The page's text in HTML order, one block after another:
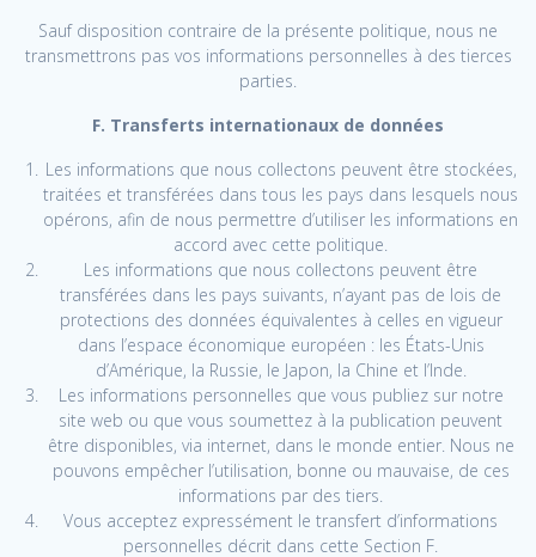
Sauf disposition contraire de la présente politique, nous ne
transmettrons pas vos informations personnelles à des tierces
parties.
F. Transferts internationaux de données
Les informations que nous collectons peuvent être stockées,
traitées et transférées dans tous les pays dans lesquels nous
opérons, afin de nous permettre d’utiliser les informations en
accord avec cette politique.
Les informations que nous collectons peuvent être
transférées dans les pays suivants, n’ayant pas de lois de
protections des données équivalentes à celles en vigueur
dans l’espace économique européen : les États-Unis
d’Amérique, la Russie, le Japon, la Chine et l’Inde.
Les informations personnelles que vous publiez sur notre
site web ou que vous soumettez à la publication peuvent
être disponibles, via internet, dans le monde entier. Nous ne
pouvons empêcher l’utilisation, bonne ou mauvaise, de ces
informations par des tiers.
Vous acceptez expressément le transfert d’informations
personnelles décrit dans cette Section F.